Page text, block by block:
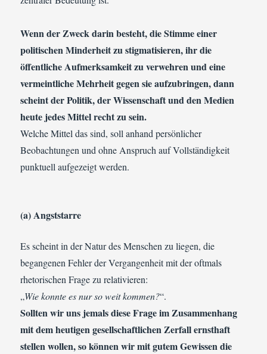
Wenn der Zweck darin besteht, die Stimme einer
politischen Minderheit zu stigmatisieren, ihr die
öffentliche Aufmerksamkeit zu verwehren und eine
vermeintliche Mehrheit gegen sie aufzubringen, dann
scheint der Politik, der Wissenschaft und den Medien
heute jedes Mittel recht zu sein.
Welche Mittel das sind, soll anhand persönlicher
Beobachtungen und ohne Anspruch auf Vollständigkeit
punktuell aufgezeigt werden.
(a) Angststarre
Es scheint in der Natur des Menschen zu liegen, die
begangenen Fehler der Vergangenheit mit der oftmals
rhetorischen Frage zu relativieren:
„Wie konnte es nur so weit kommen?“.
Sollten wir uns jemals diese Frage im Zusammenhang
mit dem heutigen gesellschaftlichen Zerfall ernsthaft
stellen wollen, so können wir mit gutem Gewissen die